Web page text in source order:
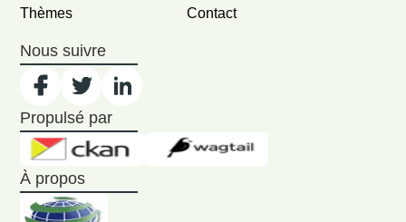
Thèmes
Contact
Nous suivre
Propulsé par
À propos